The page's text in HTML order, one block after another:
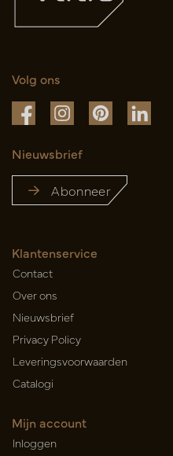
Volg ons
Nieuwsbrief
Abonneer
Klantenservice
Contact
Over ons
Nieuwsbrief
Privacy Policy
Leveringsvoorwaarden
Catalogi
Mijn account
Inloggen